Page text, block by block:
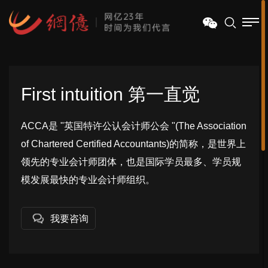
First intuition 第一直觉
ACCA是 "英国特许公认会计师公会 "(The Association
of Chartered Certified Accountants)的简称，是世界上
领先的专业会计师团体，也是国际学员最多、学员规
模发展最快的专业会计师组织。
我要咨询